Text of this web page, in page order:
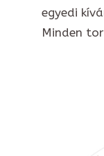
egyedi
Minden